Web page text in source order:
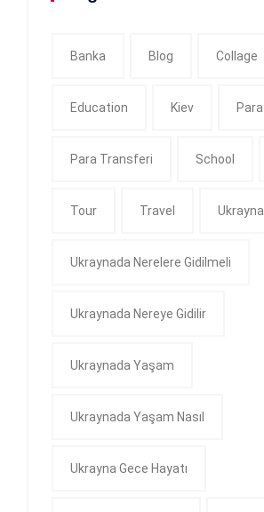
Banka Blog Collage
Education Kiev Para
Para Transferi School
Tour Travel Ukrayna
Ukraynada Nerelere Gidilmeli
Ukraynada Nereye Gidilir
Ukraynada Yaşam
Ukraynada Yaşam Nasıl
Ukrayna Gece Hayatı